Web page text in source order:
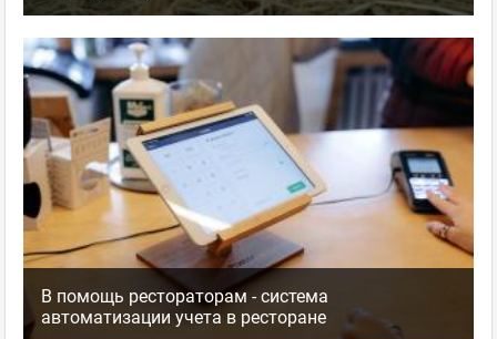
В помощь рестораторам - система
автоматизации учета в ресторане